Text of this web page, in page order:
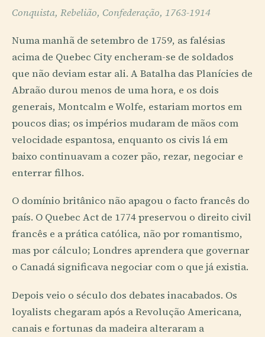
Conquista, Rebelião, Confederação, 1763-1914
Numa manhã de setembro de 1759, as falésias
acima de Quebec City encheram-se de soldados
que não deviam estar ali. A Batalha das Planícies de
Abraão durou menos de uma hora, e os dois
generais, Montcalm e Wolfe, estariam mortos em
poucos dias; os impérios mudaram de mãos com
velocidade espantosa, enquanto os civis lá em
baixo continuavam a cozer pão, rezar, negociar e
enterrar filhos.
O domínio britânico não apagou o facto francês do
país. O Quebec Act de 1774 preservou o direito civil
francês e a prática católica, não por romantismo,
mas por cálculo; Londres aprendera que governar
o Canadá significava negociar com o que já existia.
Depois veio o século dos debates inacabados. Os
loyalists chegaram após a Revolução Americana,
canais e fortunas da madeira alteraram a